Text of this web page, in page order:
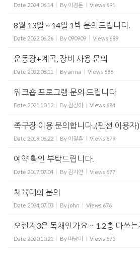
Date 2024.06.14 By 이경돈 Views 691
8월 13일 ~ 14일 1박 문의드립니다.
Date 2022.06.26 By 090909 Views 689
운동장+계곡, 장비 사용 문의
Date 2022.08.11 By anna Views 686
워크숍 프로그램 문의 드립니다
Date 2021.10.12 By 김정아 Views 684
족구장 이용 문의합니다..(펜션 이용자)
Date 2019.06.22 By 이철훈 Views 679
예약 확인 부탁드립니다.
Date 2017.07.04 By 김지연 Views 677
체육대회 문의
Date 2024.07.03 By john Views 676
오렌지3은 독채인가요ᆢ1.2층 다쓰는
Date 2020.10.21 By 따냥이 Views 675